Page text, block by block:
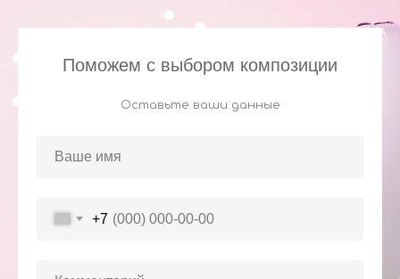
Поможем с выбором композиции
Оставьте ваши данные
+7